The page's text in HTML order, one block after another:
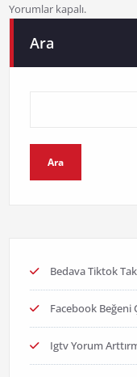
Yorumlar kapalı.
Ara
Ara
Bedava Tiktok
Facebook Beğeni
Igtv Yorum